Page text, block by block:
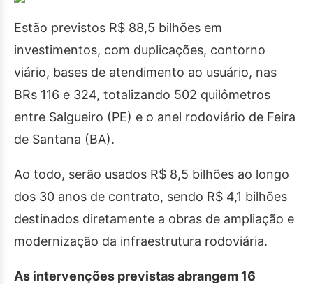
Estão previstos R$ 88,5 bilhões em
investimentos, com duplicações, contorno
viário, bases de atendimento ao usuário, nas
BRs 116 e 324, totalizando 502 quilômetros
entre Salgueiro (PE) e o anel rodoviário de Feira
de Santana (BA).
Ao todo, serão usados R$ 8,5 bilhões ao longo
dos 30 anos de contrato, sendo R$ 4,1 bilhões
destinados diretamente a obras de ampliação e
modernização da infraestrutura rodoviária.
As intervenções previstas abrangem 16